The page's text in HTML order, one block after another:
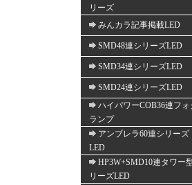
リーズ
みんカラ記事掲載LED
SMD48連シリーズLED
SMD34連シリーズLED
SMD24連シリーズLED
ハイパワーCOB36連フォ
ランプ
アンブレラ60連シリーズ
LED
HP3W+SMD10連タワー
リーズLED